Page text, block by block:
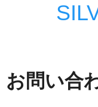
お問い合